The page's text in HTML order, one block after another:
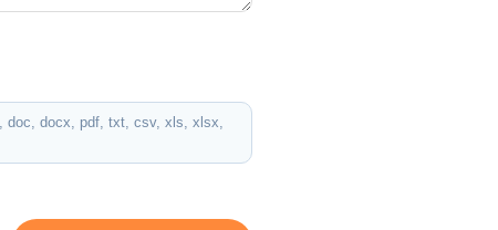
doc, docx, pdf, txt, csv, xls, xlsx,